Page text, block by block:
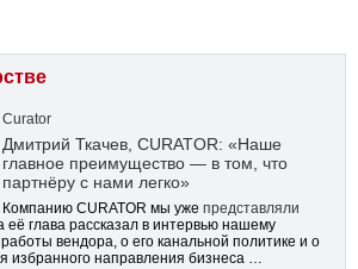
Curator
Дмитрий Ткачев, CURATOR: «Наше
главное преимущество — в том, что
партнёру с нами легко»
Компанию CURATOR мы уже представляли
её глава рассказал в интервью нашему
вендора, о его канальной политике и о
избранного направления бизнеса …